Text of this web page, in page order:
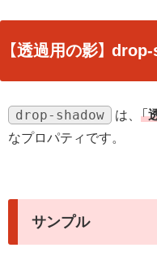
【透過用の影】
drop-shadow は、 「
なプロパティです。
サンプル